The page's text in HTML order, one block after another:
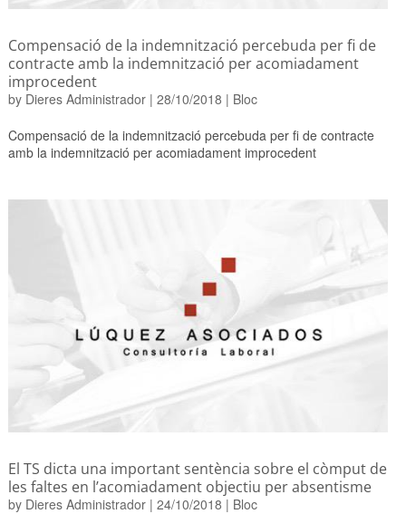
Compensació de la indemnització percebuda per fi de
contracte amb la indemnització per acomiadament
improcedent
by Dieres Administrador| 28/10/2018 | Bloc
Compensació de la indemnització percebuda per fi de contracte
amb la indemnització per acomiadament improcedent
El TS dicta una important sentència sobre el còmput de
les faltes en l’acomiadament objectiu per absentisme
by Dieres Administrador| 24/10/2018 | Bloc